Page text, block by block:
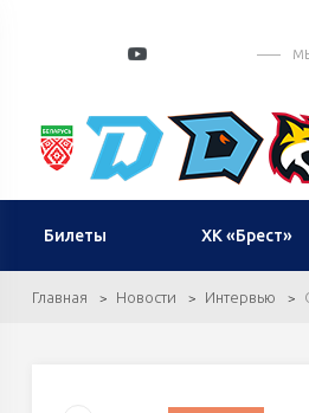
Билеты ХК «Брест»
Главная Новости Интервью